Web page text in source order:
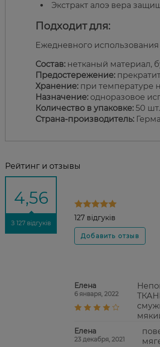
Экстракт алоэ вера
Подходит для:
Ежедневного
Состав: нетканый материал,
Предостережение:
Хранение: при температуре
Назначение: одноразовое
Количество в упаковке: 50 шт.
Страна-производитель:
Рейтинг и отзывы
4,56
З 127 відгуків
127 відгуків
Елена
6 января, 2022
Елена
23 декабря, 2021